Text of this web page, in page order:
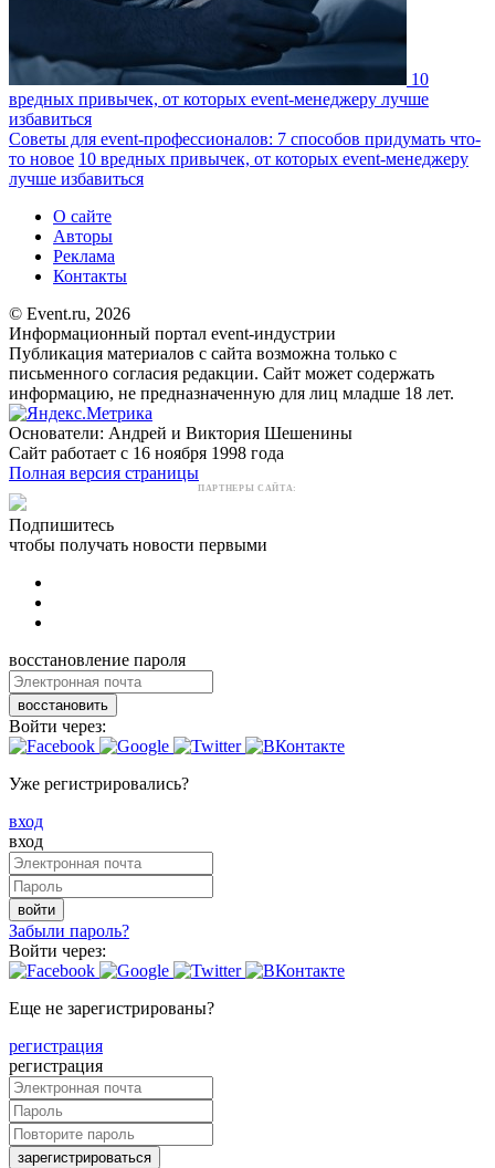
10
вредных привычек, от которых event-менеджеру лучше
избавиться
Советы для event-профессионалов: 7 способов придумать что-
то новое 10 вредных привычек, от которых event-менеджеру
лучше избавиться
О сайте
Авторы
Реклама
Контакты
© Event.ru, 2026
Информационный портал event-индустрии
Публикация материалов с сайта возможна только с
письменного согласия редакции. Сайт может содержать
информацию, не предназначенную для лиц младше 18 лет.
Основатели: Андрей и Виктория Шешенины
Сайт работает с 16 ноября 1998 года
Полная версия страницы
ПАРТНЕРЫ САЙТА:
Подпишитесь
чтобы получать новости первыми
восстановление пароля
восстановить
Войти через:
Уже регистрировались?
вход
вход
войти
Забыли пароль?
Войти через:
Еще не зарегистрированы?
регистрация
регистрация
зарегистрироваться